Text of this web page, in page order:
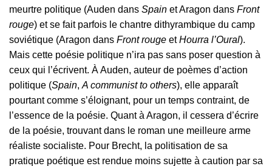
meurtre politique (Auden dans Spain et Aragon dans Front
rouge) et se fait parfois le chantre dithyrambique du camp
soviétique (Aragon dans Front rouge etHourra l’Oural).
Mais cette poésie politique n’ira pas sans poser question à
ceux qui l’écrivent. À Auden, auteur de poèmes d’action
politique (Spain, A communist to others), elle apparaît
pourtant comme s’éloignant, pour un temps contraint, de
l’essence de la poésie. Quant à Aragon, il cessera d’écrire
de la poésie, trouvant dans le roman une meilleure arme
réaliste socialiste. Pour Brecht, la politisation de sa
pratique poétique est rendue moins sujette à caution par sa